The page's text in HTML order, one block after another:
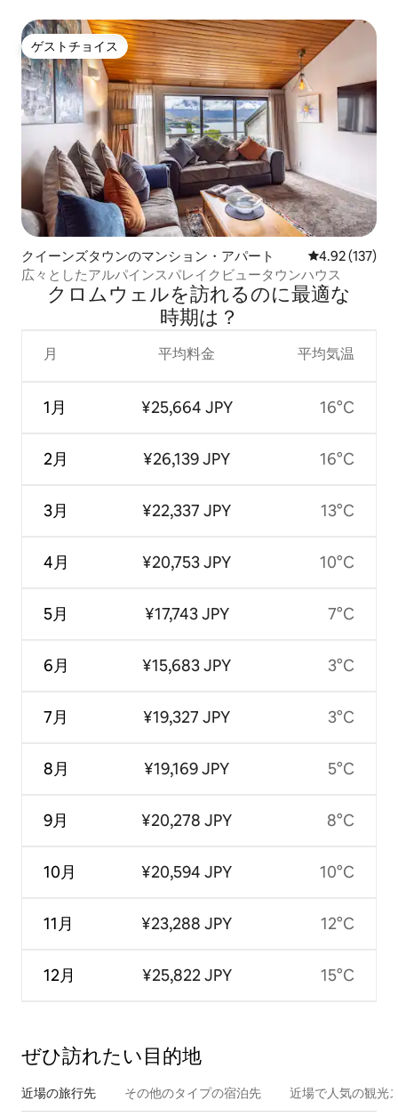
ゲストチョイス
ゲストチョイス
クイーンズタウンのマンション・アパート レビュー137
4.92 (137)
広々としたアルパインスパレイクビュータウンハウス
クロムウェルを訪⁠れ⁠るの⁠に最⁠適⁠な
時⁠期⁠は⁠？
月
1月
2月
3月
4月
5月
6月
7月
8月
9月
10月
11月
12月
平均料金
¥25,664 JPY
¥26,139 JPY
¥22,337 JPY
¥20,753 JPY
¥17,743 JPY
¥15,683 JPY
¥19,327 JPY
¥19,169 JPY
¥20,278 JPY
¥20,594 JPY
¥23,288 JPY
¥25,822 JPY
平均気温
16°C
16°C
13°C
10°C
7°C
3°C
3°C
5°C
8°C
10°C
12°C
15°C
ぜひ訪⁠れ⁠た⁠い目⁠的⁠地
近場の旅行先 その他のタ⁠イ⁠プ⁠の宿⁠泊⁠先 近場で人気の観光